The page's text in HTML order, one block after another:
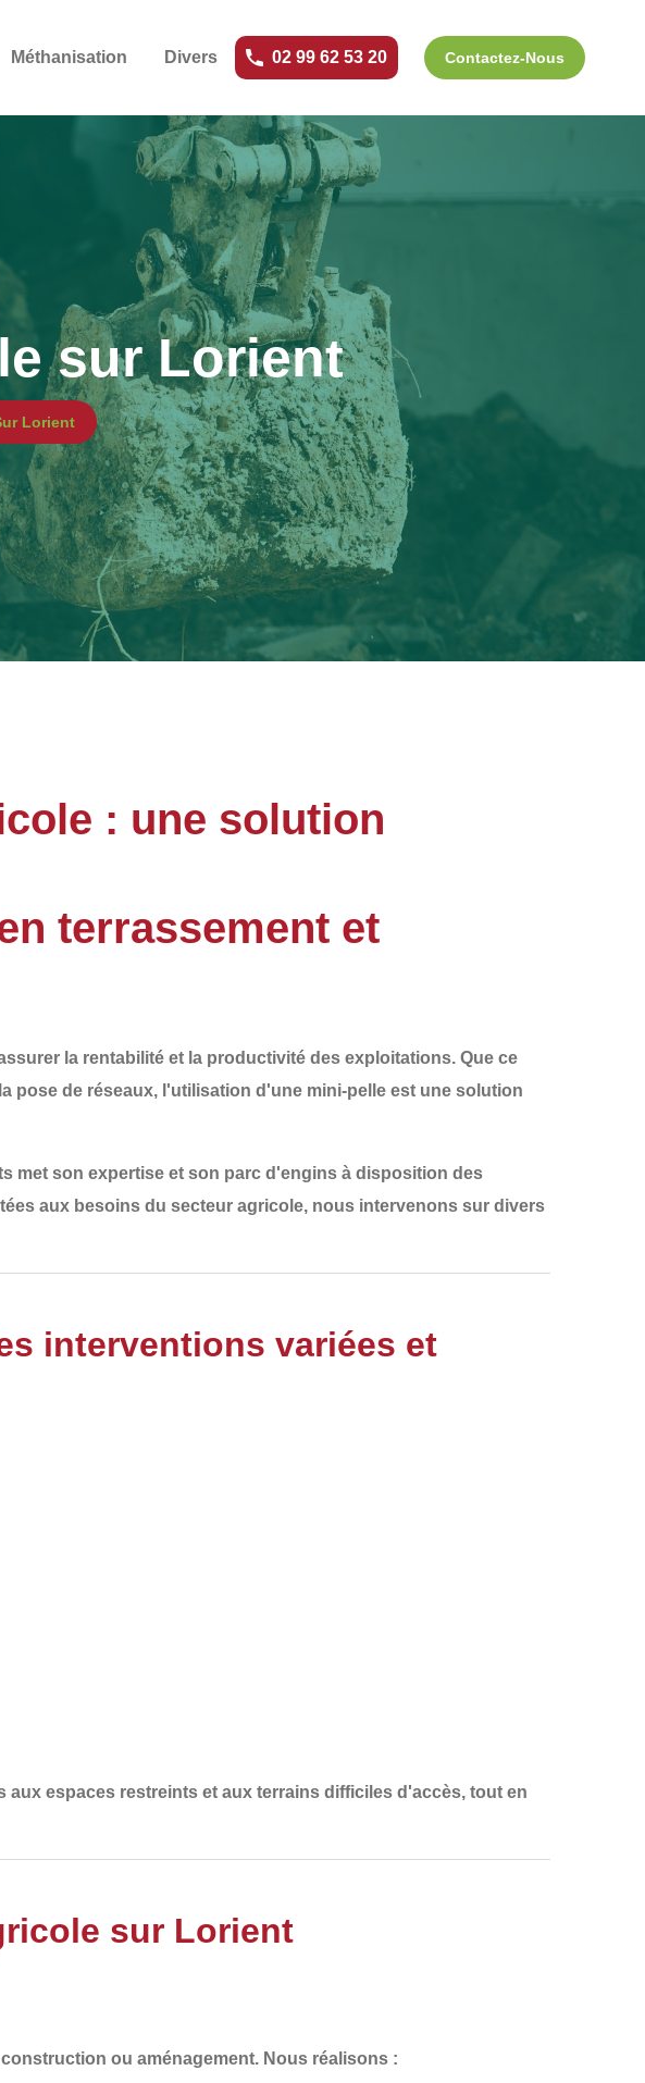
Méthanisation Divers 02 99 62 53 20 Contactez-Nous
sur Lorient
Lorient
: une solution
terrassement et
la rentabilité et la productivité des exploitations. Que ce
pose de réseaux, l'utilisation d'une mini-pelle est une solution
met son expertise et son parc d'engins à disposition des
aux besoins du secteur agricole, nous intervenons sur divers
interventions variées et
aux espaces restreints et aux terrains difficiles d'accès, tout en
sur Lorient
ou aménagement. Nous réalisons :